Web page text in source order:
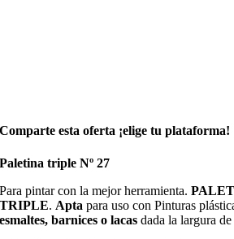
Comparte esta oferta ¡elige tu plataforma!
Paletina triple Nº 27
Para pintar con la mejor herramienta.
TRIPLE. Aptapara uso con Pinturas
esmaltes, barnices o lacas dada la largura de